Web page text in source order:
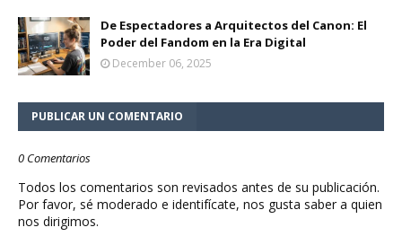
De Espectadores a Arquitectos del Canon: El
Poder del Fandom en la Era Digital
December 06, 2025
PUBLICAR UN COMENTARIO
0 Comentarios
Todos los comentarios son revisados antes de su publicación.
Por favor, sé moderado e identifícate, nos gusta saber a quien
nos dirigimos.